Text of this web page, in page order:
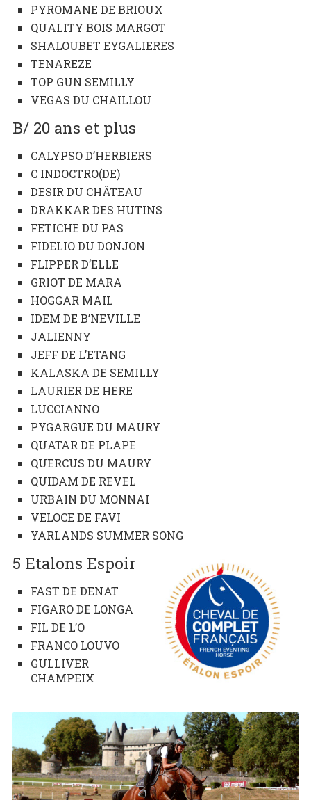
PYROMANE DE BRIOUX
QUALITY BOIS MARGOT
SHALOUBET EYGALIERES
TENAREZE
TOP GUN SEMILLY
VEGAS DU CHAILLOU
B/ 20 ans et plus
CALYPSO D’HERBIERS
C INDOCTRO(DE)
DESIR DU CHÂTEAU
DRAKKAR DES HUTINS
FETICHE DU PAS
FIDELIO DU DONJON
FLIPPER D’ELLE
GRIOT DE MARA
HOGGAR MAIL
IDEM DE B’NEVILLE
JALIENNY
JEFF DE L’ETANG
KALASKA DE SEMILLY
LAURIER DE HERE
LUCCIANNO
PYGARGUE DU MAURY
QUATAR DE PLAPE
QUERCUS DU MAURY
QUIDAM DE REVEL
URBAIN DU MONNAI
VELOCE DE FAVI
YARLANDS SUMMER SONG
5 Etalons Espoir
FAST DE DENAT
FIGARO DE LONGA
FIL DE L’O
FRANCO LOUVO
GULLIVER
CHAMPEIX